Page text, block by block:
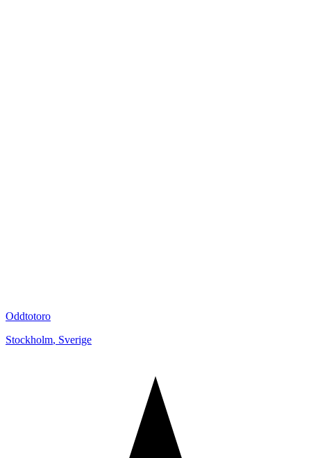
Oddtotoro
Stockholm, Sverige